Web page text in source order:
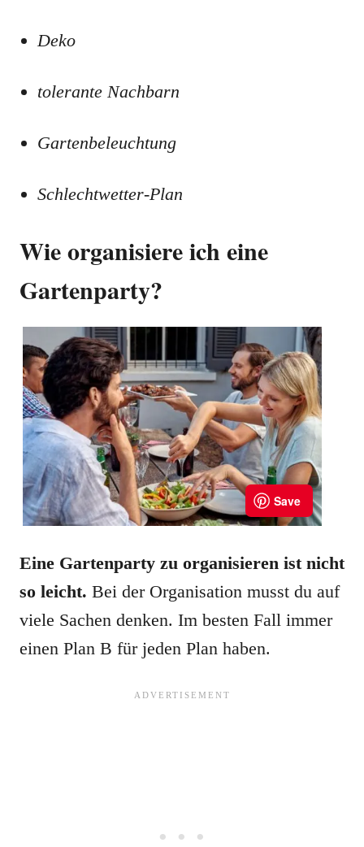
Deko
tolerante Nachbarn
Gartenbeleuchtung
Schlechtwetter-Plan
Wie organisiere ich eine
Gartenparty?
Eine Gartenparty zu organisieren ist nicht
so leicht. Bei der Organisation musst du auf
viele Sachen denken. Im besten Fall immer
einen Plan B für jeden Plan haben.